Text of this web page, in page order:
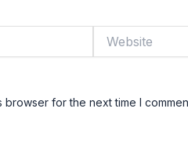
browser for the next time I